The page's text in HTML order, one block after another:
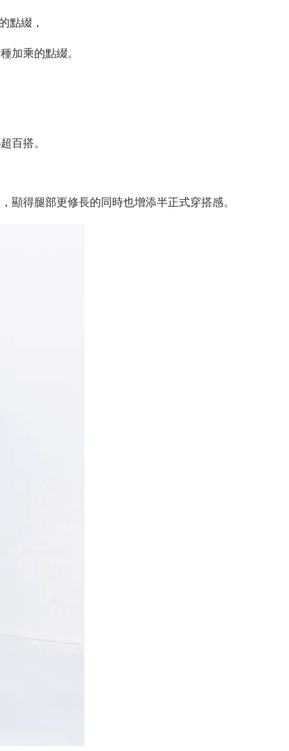
點綴，
加乘的點綴。
百搭。
得腿部更修長的同時也增添半正式穿搭感。